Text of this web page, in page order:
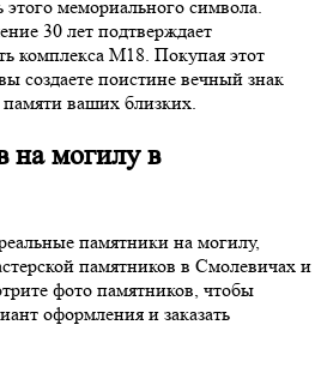
этого мемориального символа.
30 лет подтверждает
комплекса М18. Покупая этот
создаете поистине вечный знак
ваших близких.
на могилу в
памятники на могилу,
памятников в Смолевичах и
фото памятников, чтобы
оформления и заказать